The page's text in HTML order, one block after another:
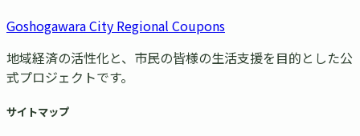
Goshogawara City Regional Coupons
地域経済の活性化と、市民の皆様の生活支援を目的とした公
式プロジェクトです。
サイトマップ